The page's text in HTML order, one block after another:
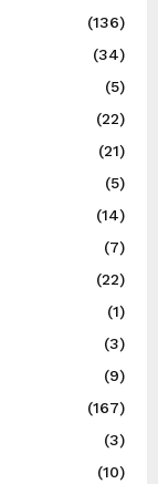
(136)
(34)
(5)
(22)
(21)
(5)
(14)
(7)
(22)
(1)
(3)
(9)
(167)
(3)
(10)